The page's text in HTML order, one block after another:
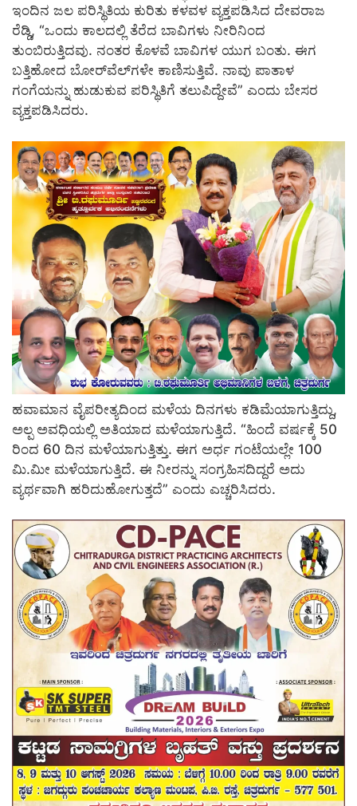
ಇಂದಿನ ಜಲ ಪರಿಸ್ಥಿತಿಯ ಕುರಿತು ಕಳವಳ ವ್ಯಕ್ತಪಡಿಸಿದ ದೇವರಾಜ
ರೆಡ್ಡಿ, “ಒಂದು ಕಾಲದಲ್ಲಿ ತೆರೆದ ಬಾವಿಗಳು ನೀರಿನಿಂದ
ತುಂಬಿರುತ್ತಿದವು. ನಂತರ ಕೊಳವೆ ಬಾವಿಗಳ ಯುಗ ಬಂತು. ಈಗ
ಬತ್ತಿಹೋದ ಬೋರ್‌ವೆಲ್‌ಗಳೇ ಕಾಣಿಸುತ್ತಿವೆ. ನಾವು ಪಾತಾಳ
ಗಂಗೆಯನ್ನು ಹುಡುಕುವ ಪರಿಸ್ಥಿತಿಗೆ ತಲುಪಿದ್ದೇವೆ” ಎಂದು ಬೇಸರ
ವ್ಯಕ್ತಪಡಿಸಿದರು.
ಹವಾಮಾನ ವೈಪರೀತ್ಯದಿಂದ ಮಳೆಯ ದಿನಗಳು ಕಡಿಮೆಯಾಗುತ್ತಿದ್ದು,
ಅಲ್ಪ ಅವಧಿಯಲ್ಲಿ ಅತಿಯಾದ ಮಳೆಯಾಗುತ್ತಿದೆ. “ಹಿಂದೆ ವರ್ಷಕ್ಕೆ 50
ರಿಂದ 60 ದಿನ ಮಳೆಯಾಗುತ್ತಿತ್ತು. ಈಗ ಅರ್ಧ ಗಂಟೆಯಲ್ಲೇ 100
ಮಿ.ಮೀ ಮಳೆಯಾಗುತ್ತಿದೆ. ಈ ನೀರನ್ನು ಸಂಗ್ರಹಿಸದಿದ್ದರೆ ಅದು
ವ್ಯರ್ಥವಾಗಿ ಹರಿದುಹೋಗುತ್ತದೆ” ಎಂದು ಎಚ್ಚರಿಸಿದರು.